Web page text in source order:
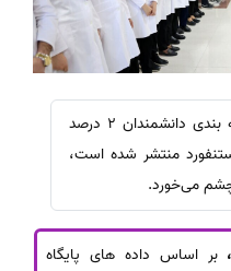
سینا ترجمه : در جدیدترین رتبه ‌بندی دانشمندان 2 درصد
منتشر شده است،
بر اساس داده های پایگاه